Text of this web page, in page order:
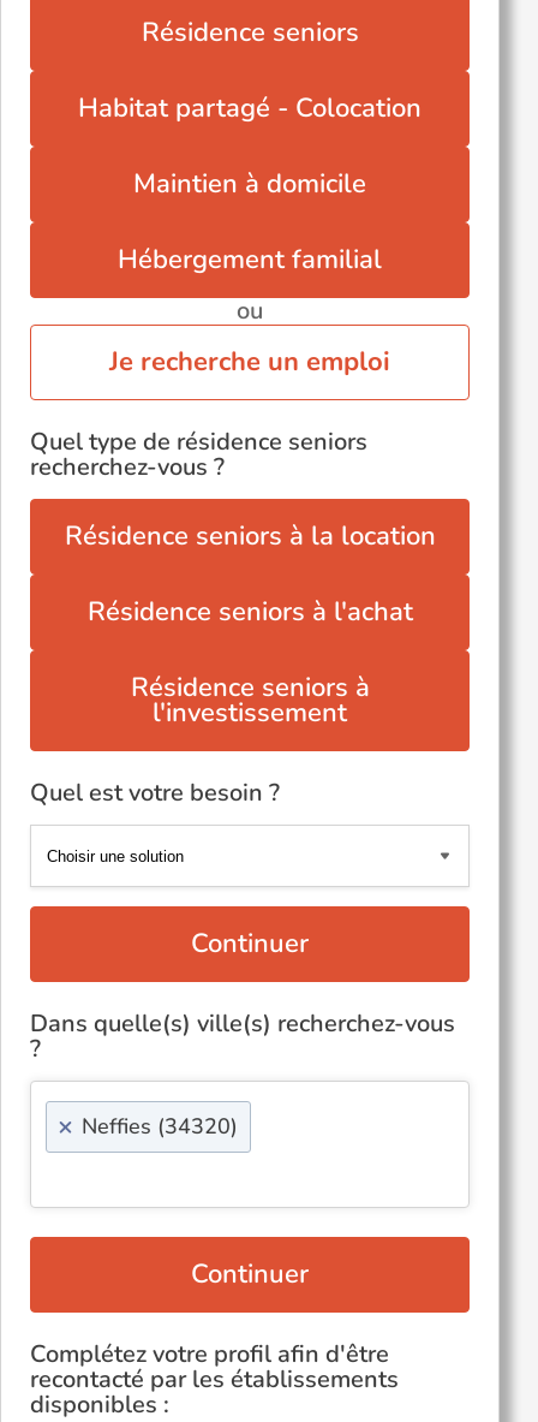
Villespassans (34360)
Résidence seniors
Habitat partagé - Colocation
Maintien à domicile
Hébergement familial
ou
Je recherche un emploi
Quel type de résidence seniors
recherchez-vous ?
Résidence seniors à la location
Résidence seniors à l'achat
Résidence seniors à
l'investissement
Quel est votre besoin ?
Continuer
Dans quelle(s) ville(s) recherchez-vous
?
× Neffies (34320)
Continuer
Complétez votre profil afin d'être
recontacté par les établissements
disponibles :